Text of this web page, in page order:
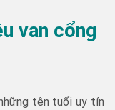
van cổng
tên tuổi uy tín